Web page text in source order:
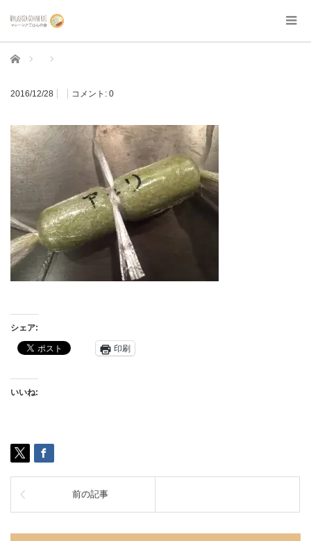
ホーム
2016/12/28 コメント: 0
シェア:
印刷
いいね:
前の記事